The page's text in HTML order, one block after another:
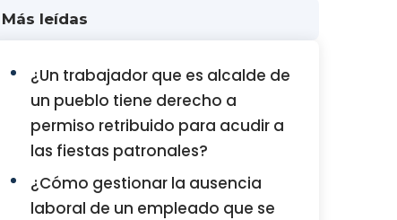
Más leídas
¿Un trabajador que es alcalde de
un pueblo tiene derecho a
permiso retribuido para acudir a
las fiestas patronales?
¿Cómo gestionar la ausencia
laboral de un empleado que se